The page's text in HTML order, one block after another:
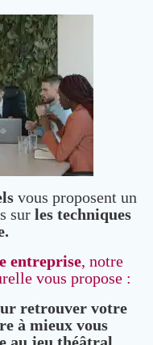
vous proposent un
sur les techniques
entreprise, notre
vous propose :
retrouver votre
à mieux vous